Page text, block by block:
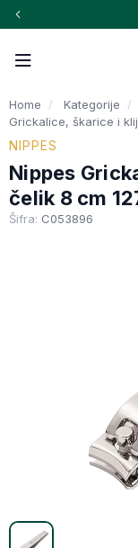
Home Kategorije
Grickalice, škarice i
NIPPES
Nippes
čelik 8 cm
Šifra: C053896